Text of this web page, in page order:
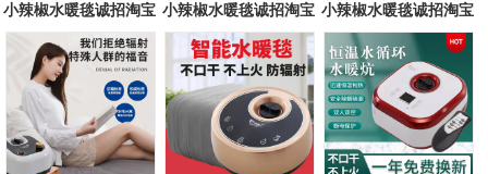
小辣椒水暖毯诚招淘宝
代理商
小辣椒水暖毯诚招淘宝
代理商
小辣椒水暖毯诚招淘宝
代理商